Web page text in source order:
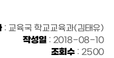
: 교육국 학교교육과(김태유)
작성일 : 2018-08-10
조회수 : 2500